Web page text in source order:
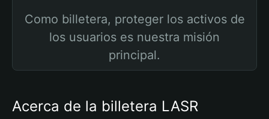
Como billetera, proteger los activos de
los usuarios es nuestra misión
principal.
Acerca de la billetera LASR